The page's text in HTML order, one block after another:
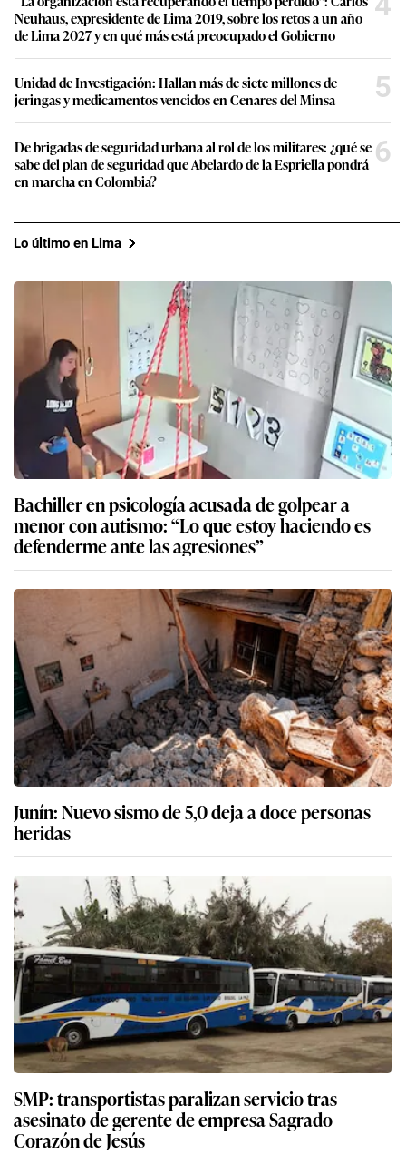
Neuhaus, expresidente de Lima 2019, sobre los retos a un año
de Lima 2027 y en qué más está preocupado el Gobierno
Unidad de Investigación: Hallan más de siete millones de
jeringas y medicamentos vencidos en Cenares del Minsa
5
De brigadas de seguridad urbana al rol de los militares: ¿qué se
sabe del plan de seguridad que Abelardo de la Espriella pondrá
en marcha en Colombia?
6
Lo último en Lima
Bachiller en psicología acusada de golpear a
menor con autismo: “Lo que estoy haciendo es
defenderme ante las agresiones”
Junín: Nuevo sismo de 5,0 deja a doce personas
heridas
SMP: transportistas paralizan servicio tras
asesinato de gerente de empresa Sagrado
Corazón de Jesús